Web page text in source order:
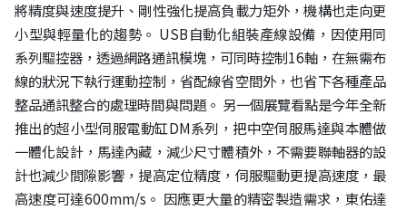
將精度與速度提升、剛性強化提高負載力矩外，機構也走向更
小型與輕量化的趨勢。 USB自動化組裝產線設備，因使用同
系列驅控器，透過網路通訊模塊，可同時控制16軸，在無需布
線的狀況下執行運動控制，省配線省空間外，也省下各種產品
整品通訊整合的處理時間與問題。 另一個展覽看點是今年全新
推出的超小型伺服電動缸DM系列，把中空伺服馬達與本體做
一體化設計，馬達內藏，減少尺寸體積外，不需要聯軸器的設
計也減少間隙影響，提高定位精度，伺服驅動更提高速度，最
高速度可達600mm/s。 因應更大量的精密製造需求，東佑達